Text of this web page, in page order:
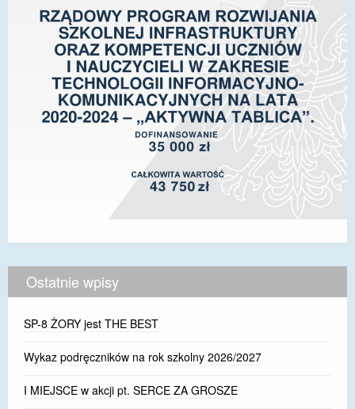
Ostatnie wpisy
SP-8 ŻORY jest THE BEST
Wykaz podręczników na rok szkolny 2026/2027
I MIEJSCE w akcji pt. SERCE ZA GROSZE